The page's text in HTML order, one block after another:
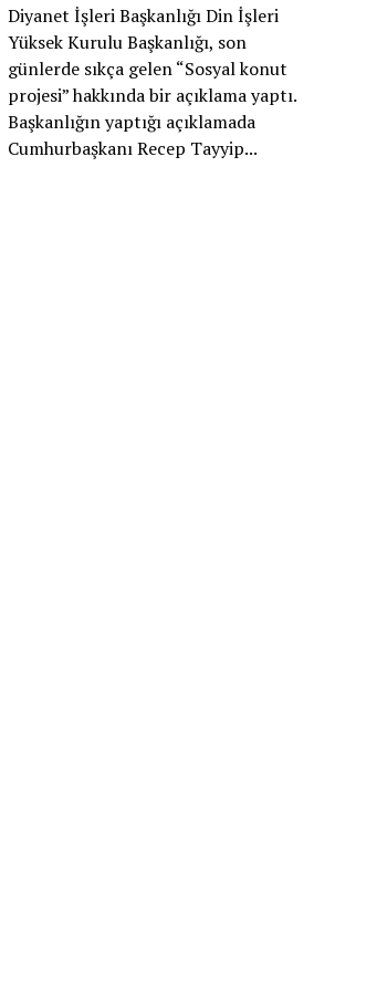
Diyanet İşleri Başkanlığı Din İşleri
Yüksek Kurulu Başkanlığı, son
günlerde sıkça gelen “Sosyal konut
projesi” hakkında bir açıklama yaptı.
Başkanlığın yaptığı açıklamada
Cumhurbaşkanı Recep Tayyip...